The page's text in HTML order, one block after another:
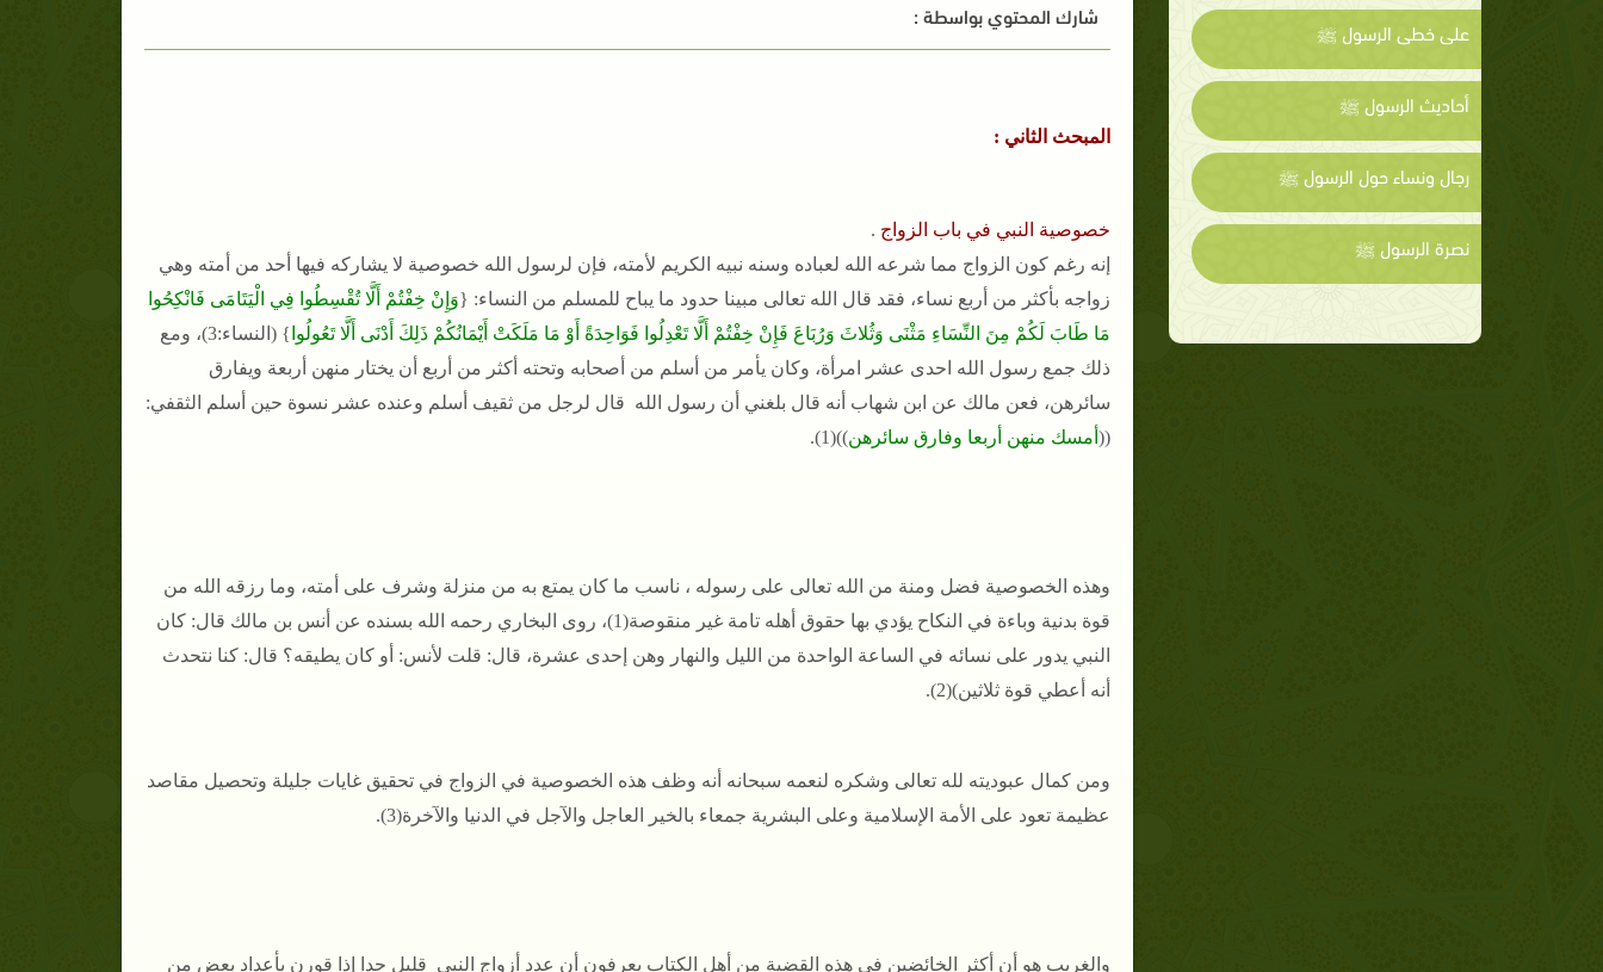
على خطى الرسول ﷺ
أحاديث الرسول ﷺ
رجال ونساء حول الرسول ﷺ
نصرة الرسول ﷺ
شارك المحتوي بواسطة :
المبحث الثاني :
خصوصية النبي في باب الزواج .
إنه رغم كون الزواج مما شرعه الله لعباده وسنه نبيه الكريم لأمته، فإن لرسول الله خصوصية لا يشاركه فيها أحد من أمته وهي
زواجه بأكثر من أربع نساء، فقد قال الله تعالى مبينا حدود ما يباح للمسلم من النساء: {وَإِنْ خِفْتُمْ أَلَّا تُقْسِطُوا فِي الْيَتَامَى فَانْكِحُوا
مَا طَابَ لَكُمْ مِنَ النِّسَاءِ مَثْنَى وَثُلاثَ وَرُبَاعَ فَإِنْ خِفْتُمْ أَلَّا تَعْدِلُوا فَوَاحِدَةً أَوْ مَا مَلَكَتْ أَيْمَانُكُمْ ذَلِكَ أَدْنَى أَلَّا تَعُولُوا
} (النساء:3)، ومع
ذلك جمع رسول الله احدى عشر امرأة، وكان يأمر من أسلم من أصحابه وتحته أكثر من أربع أن يختار منهن أربعة ويفارق
سائرهن، فعن مالك عن ابن شهاب أنه قال بلغني أن رسول الله قال لرجل من ثقيف أسلم وعنده عشر نسوة حين أسلم الثقفي:
(( أمسك منهن أربعا وفارق سائرهن))(1).
وهذه الخصوصية فضل ومنة من الله تعالى على رسوله ، ناسب ما كان يمتع به من منزلة وشرف على أمته، وما رزقه الله من
قوة بدنية وباءة في النكاح يؤدي بها حقوق أهله تامة غير منقوصة(1)، روى البخاري رحمه الله بسنده عن أنس بن مالك قال: كان
النبي يدور على نسائه في الساعة الواحدة من الليل والنهار وهن إحدى عشرة، قال: قلت لأنس: أو كان يطيقه؟ قال: كنا نتحدث
أنه أعطي قوة ثلاثين)(2).
ومن كمال عبوديته لله تعالى وشكره لنعمه سبحانه أنه وظف هذه الخصوصية في الزواج في تحقيق غايات جليلة وتحصيل مقاصد
عظيمة تعود على الأمة الإسلامية وعلى البشرية جمعاء بالخير العاجل والآجل في الدنيا والآخرة(3).
والغريب هو أن أكثر الخائضين في هذه القضية من أهل الكتاب يعرفون أن عدد أزواج النبي قليل جدا إذا قورن بأعداد بعض من